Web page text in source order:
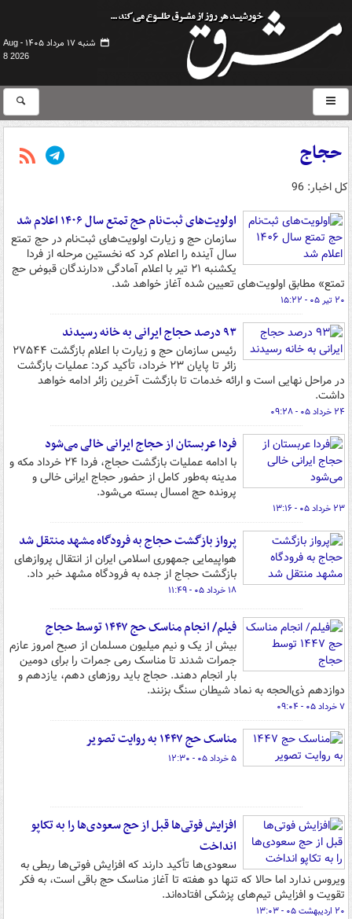
شنبه ۱۷ مرداد ۱۴۰۵ -
Aug
8 2026
حجاج
کل اخبار: 96
اولویت‌های ثبت‌نام حج تمتع سال ۱۴۰۶ اعلام شد
سازمان حج و زیارت اولویت‌های ثبت‌نام در حج تمتع
سال آینده را اعلام کرد که نخستین مرحله از فردا
یکشنبه ۲۱ تیر با اعلام آمادگی «دارندگان قبوض حج
تمتع» مطابق اولویت‌های تعیین شده آغاز خواهد شد.
۲۰ تیر ۰۵ - ۱۵:۲۲
۹۳ درصد حجاج ایرانی به خانه رسیدند
رئیس سازمان حج و زیارت با اعلام بازگشت ۲۷۵۴۴
زائر تا پایان ۲۳ خرداد، تأکید کرد: عملیات بازگشت
در مراحل نهایی است و ارائه خدمات تا بازگشت آخرین زائر ادامه خواهد
داشت.
۲۴ خرداد ۰۵ - ۰۹:۲۸
فردا عربستان از حجاج ایرانی خالی می‌شود
با ادامه عملیات بازگشت حجاج، فردا ۲۴ خرداد مکه و
مدینه به‌طور کامل از حضور حجاج ایرانی خالی و
پرونده حج امسال بسته می‌شود.
۲۳ خرداد ۰۵ - ۱۳:۱۶
پرواز بازگشت حجاج به فرودگاه مشهد منتقل شد
هواپیمایی جمهوری اسلامی ایران از انتقال پروازهای
بازگشت حجاج از جده به فرودگاه مشهد خبر داد.
۱۸ خرداد ۰۵ - ۱۱:۴۹
فیلم/ انجام مناسک حج ۱۴۴۷ توسط حجاج
بیش از یک و نیم میلیون مسلمان از صبح امروز عازم
جمرات شدند تا مناسک رمی جمرات را برای دومین
بار انجام دهند. حجاج باید روزهای دهم، یازدهم و
دوازدهم ذی‌الحجه به نماد شیطان سنگ بزنند.
۷ خرداد ۰۵ - ۰۹:۰۴
مناسک حج ۱۴۴۷ به روایت تصویر
۵ خرداد ۰۵ - ۱۲:۳۰
افزایش فوتی‌ها قبل از حج سعودی‌ها را به تکاپو
انداخت
سعودی‌ها تأکید دارند که افزایش فوتی‌ها ربطی به
ویروس ندارد اما حالا ‌که تنها دو هفته تا آغاز مناسک حج باقی است، به فکر
تقویت و افزایش تیم‌های پزشکی افتاده‌اند.
۲۰ اردیبهشت ۰۵ - ۱۳:۰۳